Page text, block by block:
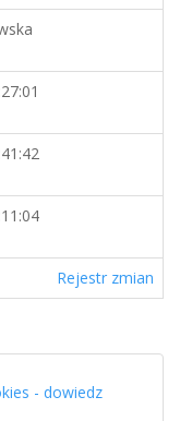
Rejestr zmian
- dowiedz